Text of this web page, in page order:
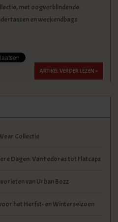
met oogverblindende
en weekendbags
ARTIKEL VERDER LEZEN »
Collectie
Dagen: Van Fedoras tot Flatcaps
van Urban Bozz
het Herfst- en Winterseizoen